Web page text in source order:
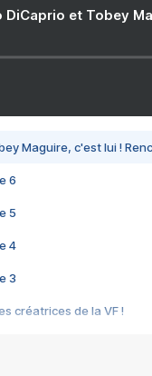
DiCaprio et Tobey
Maguire, c'est lui !
6
5
4
3
créatrices de la VF !